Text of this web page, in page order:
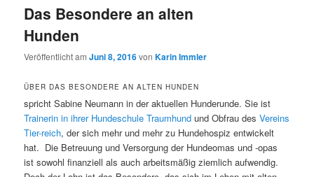
Das Besondere an alten
Hunden
Veröffentlicht amJuni 8, 2016vonKarin Immler
ÜBER DAS BESONDERE AN ALTEN HUNDEN
spricht Sabine Neumann in der aktuellen Hunderunde. Sie ist
Trainerin in ihrer Hundeschule Traumhundund Obfrau des Vereins
Tier-reich, der sich mehr und mehr zu Hundehospiz entwickelt
hat. Die Betreuung und Versorgung der Hundeomas und -opas
ist sowohl finanziell als auch arbeitsmäßig ziemlich aufwendig.